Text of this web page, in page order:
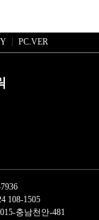
PC.VER
108-1505
충남천안-481